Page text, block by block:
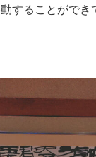
動することがで